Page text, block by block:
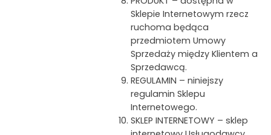
Sklepie Internetowym rzecz
ruchoma będąca
przedmiotem Umowy
Sprzedaży między Klientem a
Sprzedawcą.
REGULAMIN – niniejszy
regulamin Sklepu
Internetowego.
SKLEP INTERNETOWY – sklep